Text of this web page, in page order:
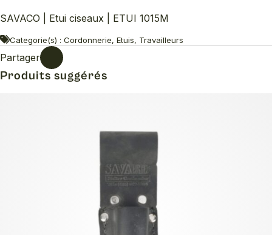
SAVACO | Etui ciseaux | ETUI 1015M
Categorie(s) : Cordonnerie, Etuis, Travailleurs
Partager
Produits suggérés